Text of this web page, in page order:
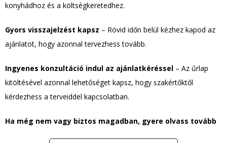
konyhádhoz és a költségkeretedhez.
Gyors visszajelzést kapsz – Rövid időn belül kézhez kapod az
ajánlatot, hogy azonnal tervezhess tovább.
Ingyenes konzultáció indul az ajánlatkéréssel – Az űrlap
kitöltésével azonnal lehetőséget kapsz, hogy szakértőktől
kérdezhess a terveiddel kapcsolatban.
Ha még nem vagy biztos magadban, gyere olvass tovább